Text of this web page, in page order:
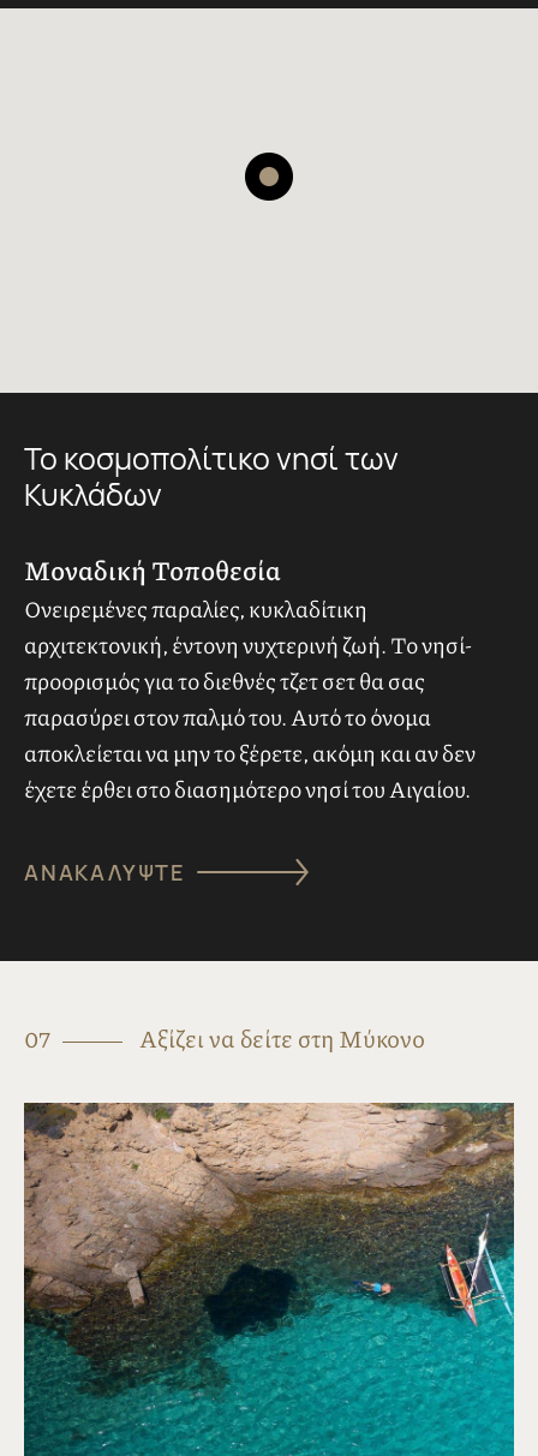
Το κοσμοπολίτικο νησί των
Κυκλάδων
Μοναδική Τοποθεσία
Ονειρεμένες παραλίες, κυκλαδίτικη
αρχιτεκτονική, έντονη νυχτερινή ζωή. Το νησί-
προορισμός για το διεθνές τζετ σετ θα σας
παρασύρει στον παλμό του. Αυτό το όνομα
αποκλείεται να μην το ξέρετε, ακόμη και αν δεν
έχετε έρθει στο διασημότερο νησί του Αιγαίου.
ΑΝΑΚΑΛΎΨΤΕ
07 Αξίζει να δείτε στη Μύκονο